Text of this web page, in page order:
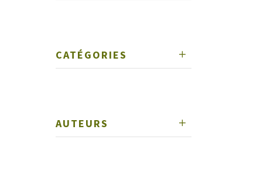
CATÉGORIES
AUTEURS